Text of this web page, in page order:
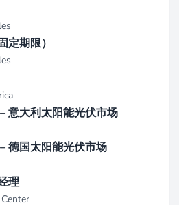
Analytics在增强其市场情报能
包括于2025年1月14日发布其
了负荷增长和可再生能源创新
年12月4日宣布扩展到英国
Partners合作提供电池存储的
了不到500万美元的知名投资
有机增长，没有近期的收购或
系列主要集中在软件工程、数
定期限）
意大利太阳能光伏市场
德国太阳能光伏市场
理